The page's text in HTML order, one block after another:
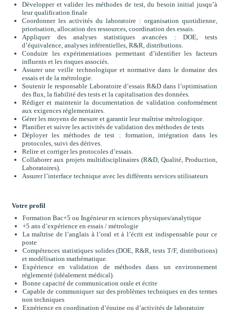
Développer et valider les méthodes de test, du besoin initial jusqu’à
leur qualification finale
Coordonner les activités du laboratoire : organisation quotidienne,
priorisation, allocation des ressources, coordination des essais.
Appliquer des analyses statistiques avancées : DOE, tests
d’équivalence, analyses inférentielles, R&R, distributions.
Conduire les expérimentations permettant d’identifier les facteurs
influents et les risques associés.
Assurer une veille technologique et normative dans le domaine des
essais et de la métrologie.
Soutenir le responsable Laboratoire d’essais R&D dans l’optimisation
des flux, la fiabilité des tests et la capitalisation des données.
Rédiger et maintenir la documentation de validation conformément
aux exigences réglementaires.
Gérer les moyens de mesure et garantir leur maîtrise métrologique.
Planifier et suivre les activités de validation des méthodes de tests
Déployer les méthodes de test : formation, intégration dans les
protocoles, suivi des dérives.
Relire et corriger les protocoles d’essais.
Collaborer aux projets multidisciplinaires (R&D, Qualité, Production,
Laboratoires).
Assurer l’interface technique avec les différents services utilisateurs
Votre profil
Formation Bac+5 ou Ingénieur en sciences physiques/analytique
+5 ans d’expérience en essais / métrologie
La maîtrise de l’anglais à l’oral et à l’écrit est indispensable pour ce
poste
Compétences statistiques solides (DOE, R&R, tests T/F, distributions)
et modélisation mathématique.
Expérience en validation de méthodes dans un environnement
réglementé (idéalement médical).
Bonne capacité de communication orale et écrite
Capable de communiquer sur des problèmes techniques en des termes
non techniques
Expérience en coordination d’équipe ou d’activités de laboratoire